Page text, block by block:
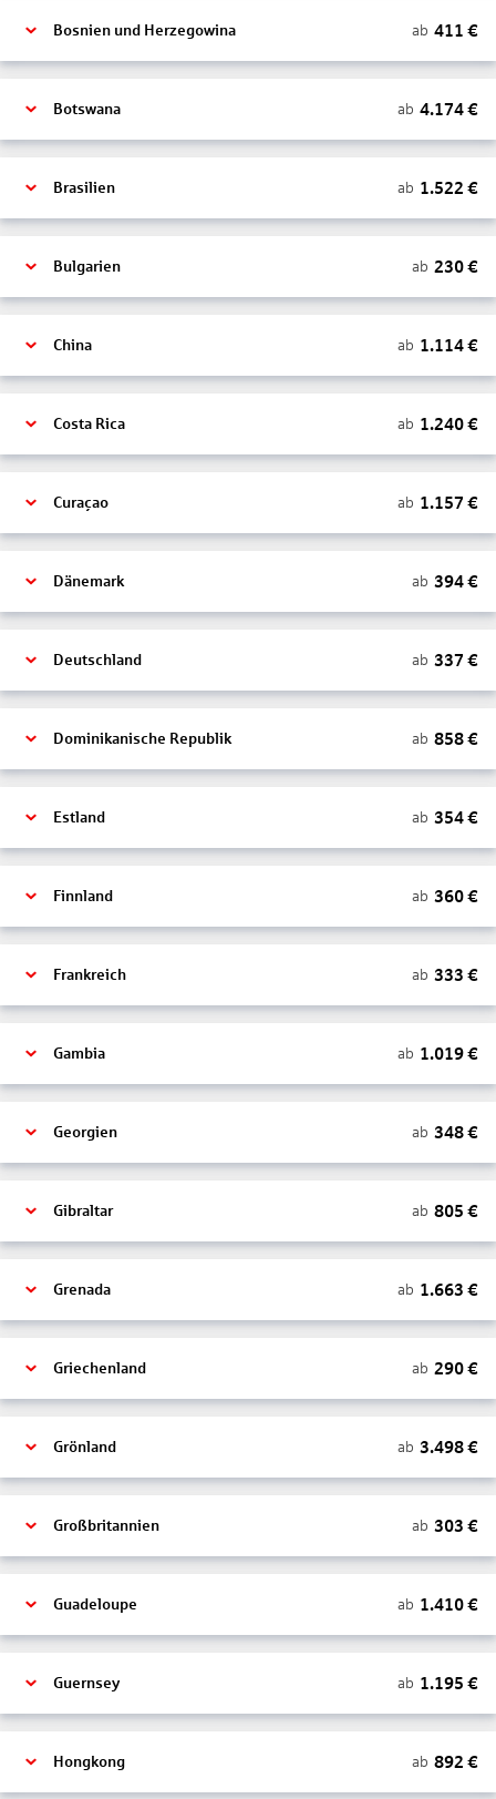
Bosnien und Herzegowina ab 411 €
Botswana ab 4.174€
Brasilien ab 1.522 €
Bulgarien ab 230€
China ab 1.114€
Costa Rica ab 1.240€
Curaçao ab 1.157 €
Dänemark ab 394€
Deutschland ab 337 €
Dominikanische Republik ab 858€
Estland ab 354€
Finnland ab 360€
Frankreich ab 333 €
Gambia ab 1.019€
Georgien ab 348€
Gibraltar ab 805 €
Grenada ab 1.663 €
Griechenland ab 290€
Grönland ab 3.498€
Großbritannien ab 303 €
Guadeloupe ab 1.410€
Guernsey ab 1.195 €
Hongkong ab 892 €